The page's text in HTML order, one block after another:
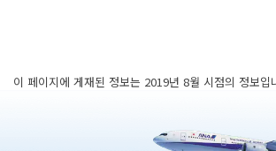
이 페이지에 게재된 정보는 2019년 8월 시점의 정보입